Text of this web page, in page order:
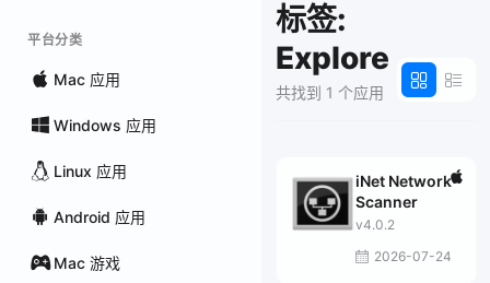
平台分类
Mac 应用
Windows 应用
Linux 应用
Android 应用
Mac 游戏
标签:
Explore
共找到 1 个应用
iNet Network
Scanner
v4.0.2
2026-07-24